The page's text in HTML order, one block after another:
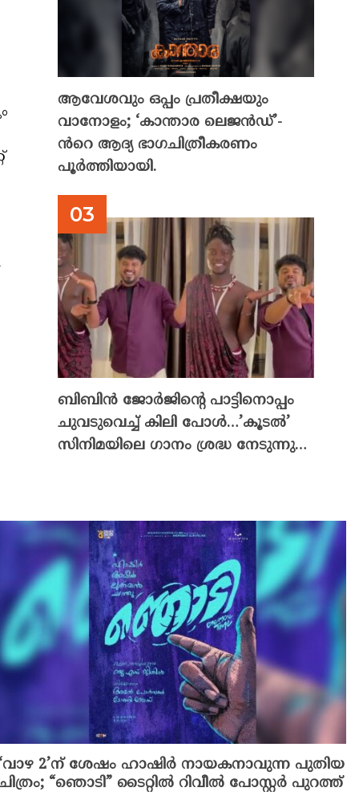
ആവേശവും ഒപ്പം പ്രതീക്ഷയും
വാനോളം; ‘കാന്താര ലെജൻഡ്’-
ൻറെ ആദ്യ ഭാഗചിത്രീകരണം
പൂർത്തിയായി.
ബിബിൻ ജോർജിന്റെ പാട്ടിനൊപ്പം
ചുവടുവെച്ച് കിലി പോൾ…’കൂടൽ’
സിനിമയിലെ ഗാനം ശ്രദ്ധ നേടുന്നു…
‘വാഴ 2’ന് ശേഷം ഹാഷിർ നായകനാവുന്ന പുതിയ
“ഞൊടി” ടൈറ്റിൽ റിവീൽ പോസ്റ്റർ പുറത്ത്